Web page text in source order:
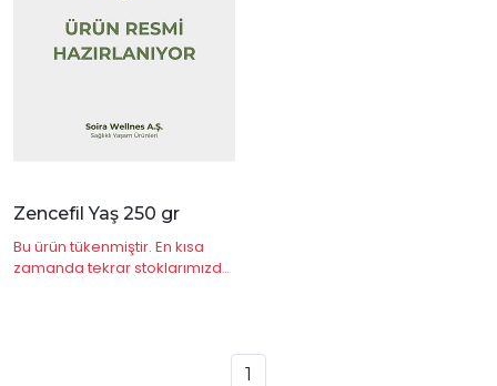
Zencefil Yaş 250 gr
Bu ürün tükenmiştir. En kısa
zamanda tekrar stoklarımızda
1